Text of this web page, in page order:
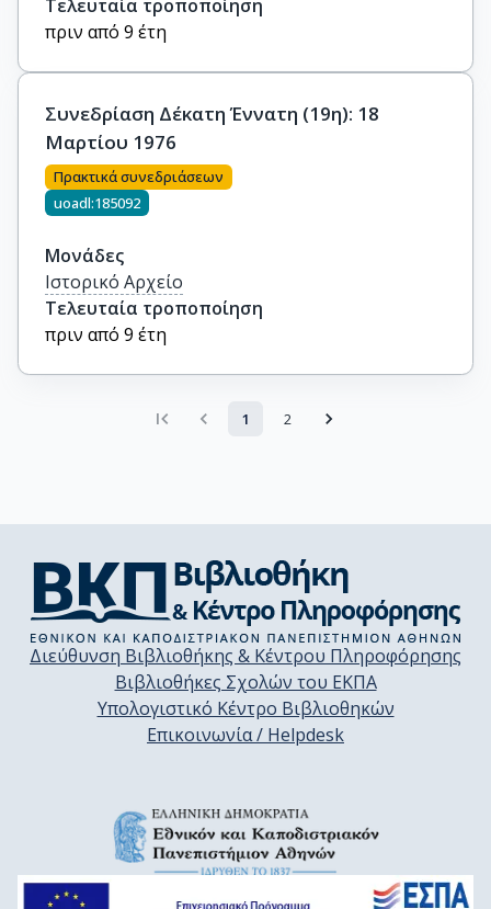
Τελευταία τροποποίηση
πριν από 9 έτη
Συνεδρίαση Δέκατη Έννατη (19η): 18
Μαρτίου 1976
Πρακτικά συνεδριάσεων
uoadl:185092
Μονάδες
Ιστορικό Αρχείο
Τελευταία τροποποίηση
πριν από 9 έτη
1 2
Διεύθυνση Βιβλιοθήκης & Κέντρου Πληροφόρησης
Βιβλιοθήκες Σχολών του ΕΚΠΑ
Υπολογιστικό Κέντρο Βιβλιοθηκών
Επικοινωνία / Helpdesk